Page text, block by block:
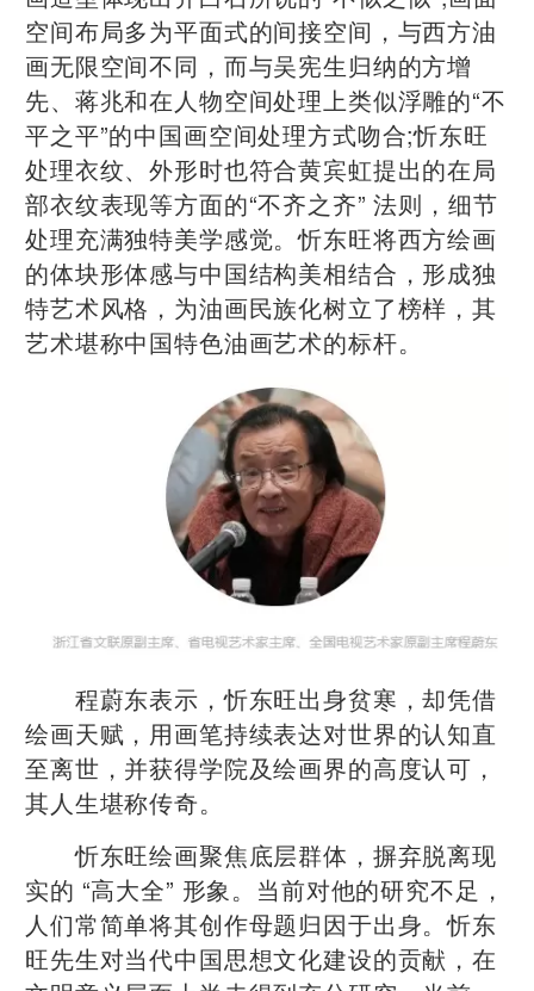
空间布局多为平面式的间接空间，与西方油
画无限空间不同，而与吴宪生归纳的方增
先、蒋兆和在人物空间处理上类似浮雕的“不
平之平”的中国画空间处理方式吻合;忻东旺
处理衣纹、外形时也符合黄宾虹提出的在局
部衣纹表现等方面的“不齐之齐” 法则，细节
处理充满独特美学感觉。忻东旺将西方绘画
的体块形体感与中国结构美相结合，形成独
特艺术风格，为油画民族化树立了榜样，其
艺术堪称中国特色油画艺术的标杆。
程蔚东表示，忻东旺出身贫寒，却凭借
绘画天赋，用画笔持续表达对世界的认知直
至离世，并获得学院及绘画界的高度认可，
其人生堪称传奇。
忻东旺绘画聚焦底层群体，摒弃脱离现
实的 “高大全” 形象。当前对他的研究不足，
人们常简单将其创作母题归因于出身。忻东
旺先生对当代中国思想文化建设的贡献，在